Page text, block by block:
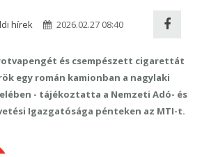
hírek 2026.02.27 08:40
és csempészett cigarettát
egy román kamionban a nagylaki
- tájékoztatta a Nemzeti Adó- és
Igazgatósága pénteken az MTI-t.